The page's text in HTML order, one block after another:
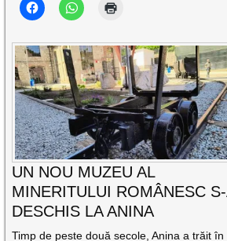
UN NOU MUZEU AL
MINERITULUI ROMÂNESC
DESCHIS LA ANINA
Timp de peste două secole, Anina a trăit în